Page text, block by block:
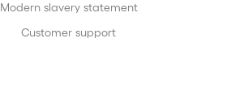
Modern slavery statement
Customer support